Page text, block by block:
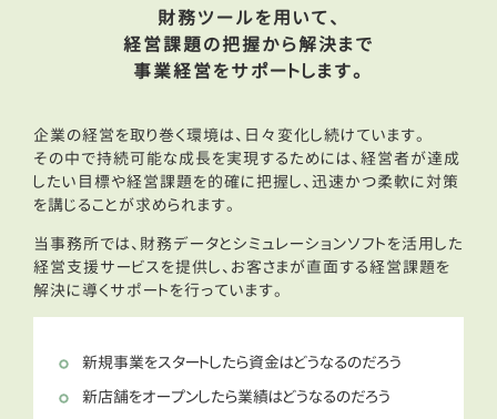
財務ツールを用いて、
経営課題の把握から解決まで
事業経営をサポートします。
企業の経営を取り巻く環境は、日々変化し続けています。
その中で持続可能な成長を実現するためには、経営者が達成
したい目標や経営課題を的確に把握し、迅速かつ柔軟に対策
を講じることが求められます。
当事務所では、財務データとシミュレーションソフトを活用した
経営支援サービスを提供し、お客さまが直面する経営課題を
解決に導くサポートを行っています。
新規事業をスタートしたら資金はどうなるのだろう
新店舗をオープンしたら業績はどうなるのだろう